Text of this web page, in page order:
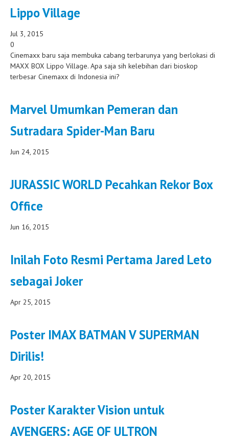
Lippo Village
Jul 3, 2015
0
Cinemaxx baru saja membuka cabang terbarunya yang berlokasi di
MAXX BOX Lippo Village. Apa saja sih kelebihan dari bioskop
terbesar Cinemaxx di Indonesia ini?
Marvel Umumkan Pemeran dan
Sutradara Spider-Man Baru
Jun 24, 2015
JURASSIC WORLD Pecahkan Rekor Box
Office
Jun 16, 2015
Inilah Foto Resmi Pertama Jared Leto
sebagai Joker
Apr 25, 2015
Poster IMAX BATMAN V SUPERMAN
Dirilis!
Apr 20, 2015
Poster Karakter Vision untuk
AVENGERS: AGE OF ULTRON